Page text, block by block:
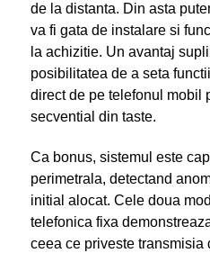
de la distanta. Din asta
va fi gata de instalare si
la achizitie. Un avantaj
posibilitatea de a seta
direct de pe telefonul mobil
secvential din taste.
Ca bonus, sistemul este
perimetrala, detectand
initial alocat. Cele doua
telefonica fixa
ceea ce priveste transmisia